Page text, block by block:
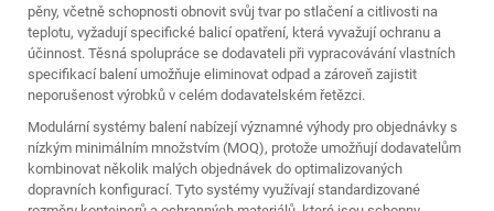
pěny, včetně schopnosti obnovit svůj tvar po stlačení a citlivosti na
teplotu, vyžadují specifické balicí opatření, která vyvažují ochranu a
účinnost. Těsná spolupráce se dodavateli při vypracovávání vlastních
specifikací balení umožňuje eliminovat odpad a zároveň zajistit
neporušenost výrobků v celém dodavatelském řetězci.
Modulární systémy balení nabízejí významné výhody pro objednávky s
nízkým minimálním množstvím (MOQ), protože umožňují dodavatelům
kombinovat několik malých objednávek do optimalizovaných
dopravních konfigurací. Tyto systémy využívají standardizované